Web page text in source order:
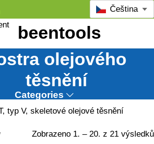
Čeština
olejového
těsnění
Categories
typ V, skeletové olejové těsnění
Zobrazeno 1. – 20. z 21 výsledků